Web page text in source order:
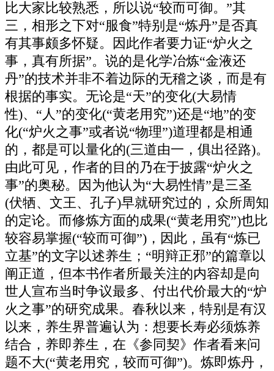
比大家比较熟悉，所以说“较而可御。”其
三，相形之下对“服食”特别是“炼丹”是否真
有其事颇多怀疑。因此作者要力证“炉火之
事，真有所据”。说的是化学冶炼“金液还
丹”的技术并非不着边际的无稽之谈，而是有
根据的事实。无论是“天”的变化(大易情
性)、“人”的变化(“黄老用究”)还是“地”的变
化(“炉火之事”或者说“物理”)道理都是相通
的，都是可以量化的(三道由一，俱出径路)。
由此可见，作者的目的乃在于披露“炉火之
事”的奥秘。因为他认为“大易性情”是三圣
(伏牺、文王、孔子)早就研究过的，众所周知
的定论。而修炼方面的成果(“黄老用究”)也比
较容易掌握(“较而可御”)，因此，虽有“炼已
立基”的文字以述养生；“明辩正邪”的篇章以
阐正道，但本书作者所最关注的内容却是向
世人宣布当时争议最多、付出代价最大的“炉
火之事”的研究成果。春秋以来，特别是有汉
以来，养生界普遍认为：想要长寿必须炼养
结合，养即养生，在《参同契》作者看来问
题不大(“黄老用究，较而可御”)。炼即炼丹，